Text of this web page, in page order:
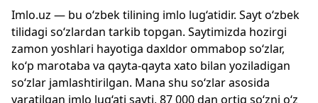
Imlo.uz — bu o‘zbek tilining imlo lug‘atidir. Sayt o‘zbek
tilidagi so‘zlardan tarkib topgan. Saytimizda hozirgi
zamon yoshlari hayotiga daxldor ommabop so‘zlar,
ko‘p marotaba va qayta-qayta xato bilan yoziladigan
so‘zlar jamlashtirilgan. Mana shu so‘zlar asosida
yaratilgan imlo lug‘ati sayti, 87 000 dan ortiq so‘zni o‘z